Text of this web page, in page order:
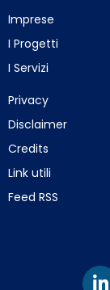
Imprese
I Progetti
I Servizi
Privacy
Disclaimer
Credits
Link utili
Feed RSS